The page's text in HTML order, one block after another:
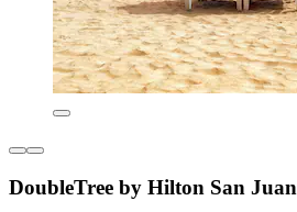
DoubleTree by Hilton San Juan